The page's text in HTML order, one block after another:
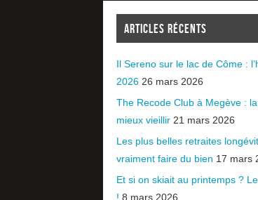
ARTICLES RÉCENTS
Il Sereno sur le lac de Côme :
2026 26 mars 2026
The Recode Club à Megève :
mieux vieillir 21 mars 2026
Les plus belles retraites
vraiment faire du bien 17 mars
Et si on skiait au printemps ?
! 8 mars 2026